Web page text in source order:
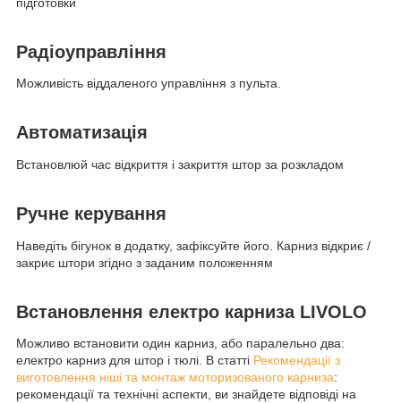
Радіоуправління
Можливість віддаленого управління з пульта.
Автоматизація
Встановлюй час відкриття і закриття штор за розкладом
Ручне керування
Наведіть бігунок в додатку, зафіксуйте його. Карниз відкриє /
закриє штори згідно з заданим положенням
Встановлення електро карниза LIVOLO
Можливо встановити один карниз, або паралельно два:
електро карниз для штор і тюлі. В статті Рекомендації з
виготовлення ніші та монтаж моторизованого карниза:
рекомендації та технічні аспекти, ви знайдете відповіді на